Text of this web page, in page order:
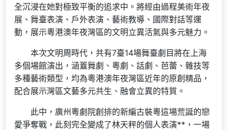
全沉浸在她對極致平衡的追求中。將經由過程美術年夜
展、舞臺表演、戶外表演、藝術教導、國際對話等運
動，展示粵港澳年夜灣區的文明立異活氣與多元魅力。
本次文明周時代，共有7臺14場舞臺劇目將在上海
多個場館演出，涵蓋舞劇、粵劇、話劇、芭蕾、雜技等
多種藝術類型，均為粵港澳年夜灣區近年的原創精品，
配合展示灣區文藝多元共生、融會立異的特質。
此中，廣州粵劇院創排的新編古裝粵這場荒誕的戀
愛爭奪戰，此刻完全變成了林天秤的個人表演**，一場